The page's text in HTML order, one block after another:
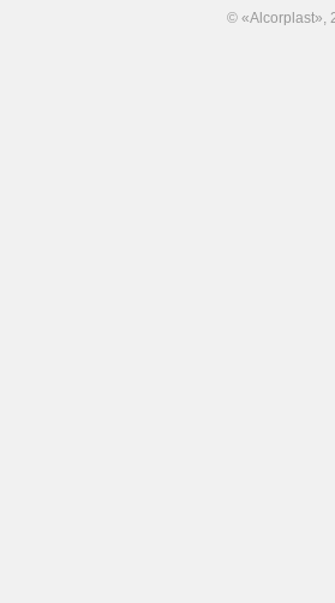
© «Alcorplast»,